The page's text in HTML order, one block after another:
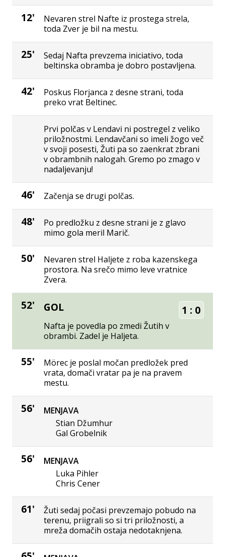
12'
Nevaren strel Nafte iz prostega strela,
toda Zver je bil na mestu.
25'
Sedaj Nafta prevzema iniciativo, toda
beltinska obramba je dobro postavljena.
42'
Poskus Florjanca z desne strani, toda
preko vrat Beltinec.
Prvi polčas v Lendavi ni postregel z veliko
priložnostmi. Lendavčani so imeli žogo več
v svoji posesti, Žuti pa so zaenkrat zbrani
v obrambnih nalogah. Gremo po zmago v
nadaljevanju!
46' Začenja se drugi polčas.
48'
Po predložku z desne strani je z glavo
mimo gola meril Marič.
50'
Nevaren strel Haljete z roba kazenskega
prostora. Na srečo mimo leve vratnice
Zvera.
52' GOL 1 : 0
Nafta je povedla po zmedi Žutih v
obrambi. Zadel je Haljeta.
55'
Mörec je poslal močan predložek pred
vrata, domači vratar pa je na pravem
mestu.
56'
MENJAVA
Stian Džumhur
Gal Grobelnik
56'
MENJAVA
Luka Pihler
Chris Cener
61'
Žuti sedaj počasi prevzemajo pobudo na
terenu, priigrali so si tri priložnosti, a
mreža domačih ostaja nedotaknjena.